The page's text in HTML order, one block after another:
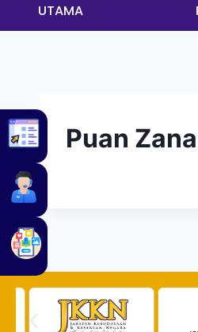
UTAMA
Puan